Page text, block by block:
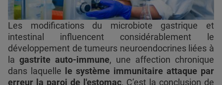
Les modifications du microbiote gastrique et
intestinal influencent considérablement le
développement de tumeurs neuroendocrines liées à
la gastrite auto-immune, une affection chronique
dans laquelle
le système immunitaire attaque par
erreur la paroi de l'estomac. C’est la conclusion de